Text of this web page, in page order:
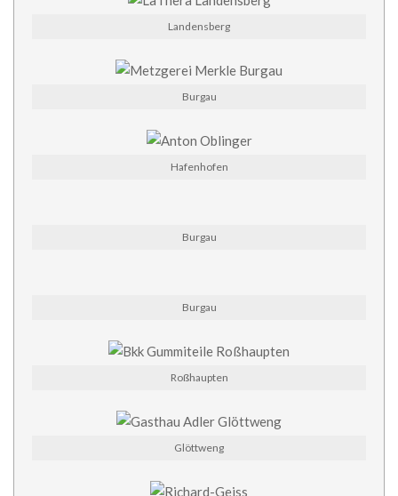
Landensberg
Burgau
Hafenhofen
Burgau
Burgau
Roßhaupten
Glöttweng